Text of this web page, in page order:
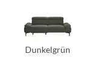
Dunkelgrün